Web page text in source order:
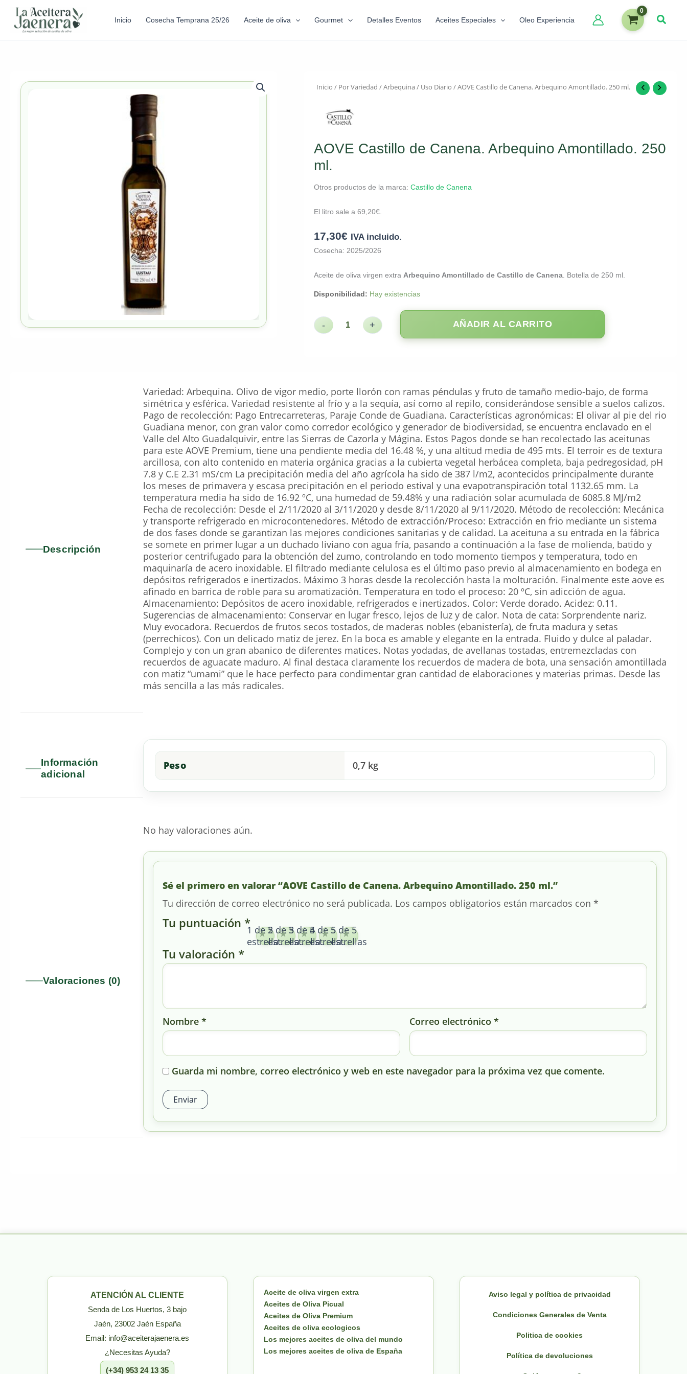
Inicio Cosecha Temprana 25/26 Aceite de oliva Gourmet Detalles Eventos Aceites Especiales Oleo Experiencia
Inicio / Por Variedad /Arbequina/ Uso Diario / AOVE Castillo de Canena. Arbequino Amontillado. 250 ml.
AOVE Castillo de Canena. Arbequino Amontillado. 250
ml.
Otros productos de la marca: Castillo de Canena
El litro sale a 69,20€.
17,30€ IVA incluido.
Cosecha: 2025/2026
Aceite de oliva virgen extra Arbequino Amontillado de Castillo de Canena. Botella de 250 ml.
Disponibilidad: Hay existencias
- + AÑADIR AL CARRITO
Descripción
Variedad: Arbequina. Olivo de vigor medio, porte llorón con ramas péndulas y fruto de tamaño medio-bajo, de forma
simétrica y esférica. Variedad resistente al frío y a la sequía, así como al repilo, considerándose sensible a suelos calizos.
Pago de recolección: Pago Entrecarreteras, Paraje Conde de Guadiana. Características agronómicas: El olivar al pie del rio
Guadiana menor, con gran valor como corredor ecológico y generador de biodiversidad, se encuentra enclavado en el
Valle del Alto Guadalquivir, entre las Sierras de Cazorla y Mágina. Estos Pagos donde se han recolectado las aceitunas
para este AOVE Premium, tiene una pendiente media del 16.48 %, y una altitud media de 495 mts. El terroir es de textura
arcillosa, con alto contenido en materia orgánica gracias a la cubierta vegetal herbácea completa, baja pedregosidad, pH
7.8 y C.E 2.31 mS/cm La precipitación media del año agrícola ha sido de 387 l/m2, acontecidos principalmente durante
los meses de primavera y escasa precipitación en el periodo estival y una evapotranspiración total 1132.65 mm. La
temperatura media ha sido de 16.92 ºC, una humedad de 59.48% y una radiación solar acumulada de 6085.8 MJ/m2
Fecha de recolección: Desde el 2/11/2020 al 3/11/2020 y desde 8/11/2020 al 9/11/2020. Método de recolección: Mecánica
y transporte refrigerado en microcontenedores. Método de extracción/Proceso: Extracción en frio mediante un sistema
de dos fases donde se garantizan las mejores condiciones sanitarias y de calidad. La aceituna a su entrada en la fábrica
se somete en primer lugar a un duchado liviano con agua fría, pasando a continuación a la fase de molienda, batido y
posterior centrifugado para la obtención del zumo, controlando en todo momento tiempos y temperatura, todo en
maquinaría de acero inoxidable. El filtrado mediante celulosa es el último paso previo al almacenamiento en bodega en
depósitos refrigerados e inertizados. Máximo 3 horas desde la recolección hasta la molturación. Finalmente este aove es
afinado en barrica de roble para su aromatización. Temperatura en todo el proceso: 20 ºC, sin adicción de agua.
Almacenamiento: Depósitos de acero inoxidable, refrigerados e inertizados. Color: Verde dorado. Acidez: 0.11.
Sugerencias de almacenamiento: Conservar en lugar fresco, lejos de luz y de calor. Nota de cata: Sorprendente nariz.
Muy evocadora. Recuerdos de frutos secos tostados, de maderas nobles (ebanistería), de fruta madura y setas
(perrechicos). Con un delicado matiz de jerez. En la boca es amable y elegante en la entrada. Fluido y dulce al paladar.
Complejo y con un gran abanico de diferentes matices. Notas yodadas, de avellanas tostadas, entremezcladas con
recuerdos de aguacate maduro. Al final destaca claramente los recuerdos de madera de bota, una sensación amontillada
con matiz “umami” que le hace perfecto para condimentar gran cantidad de elaboraciones y materias primas. Desde las
más sencilla a las más radicales.
Información
adicional
Peso 0,7 kg
Valoraciones (0)
No hay valoraciones aún.
Sé el primero en valorar “AOVE Castillo de Canena. Arbequino Amontillado. 250 ml.”
Tu dirección de correo electrónico no será publicada. Los campos obligatorios están marcados con *
Tu puntuación *1 de 5
estrellas
2 de 5
estrellas
3 de 5
estrellas
4 de 5
estrellas
5 de 5
estrellas
Tu valoración *
Nombre * Correo electrónico*
Guarda mi nombre, correo electrónico y web en este navegador para la próxima vez que comente.
ATENCIÓN AL CLIENTE
Senda de Los Huertos, 3 bajo
Jaén, 23002 Jaén España
Email: info@aceiterajaenera.es
¿Necesitas Ayuda?
(+34) 953 24 13 35
Aceite de oliva virgen extra
Aceites de Oliva Picual
Aceites de Oliva Premium
Aceites de oliva ecologicos
Los mejores aceites de oliva del mundo
Los mejores aceites de oliva de España
Aviso legal y política de privacidad
Condiciones Generales de Venta
Politica de cookies
Política de devoluciones